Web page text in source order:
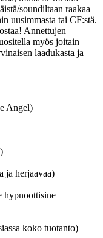
soundiltaan raakaa
uusimmasta tai CF:stä.
Annettujen
myös joitain
laadukasta ja
Angel)
ja herjaavaa)
hypnoottisine
koko tuotanto)